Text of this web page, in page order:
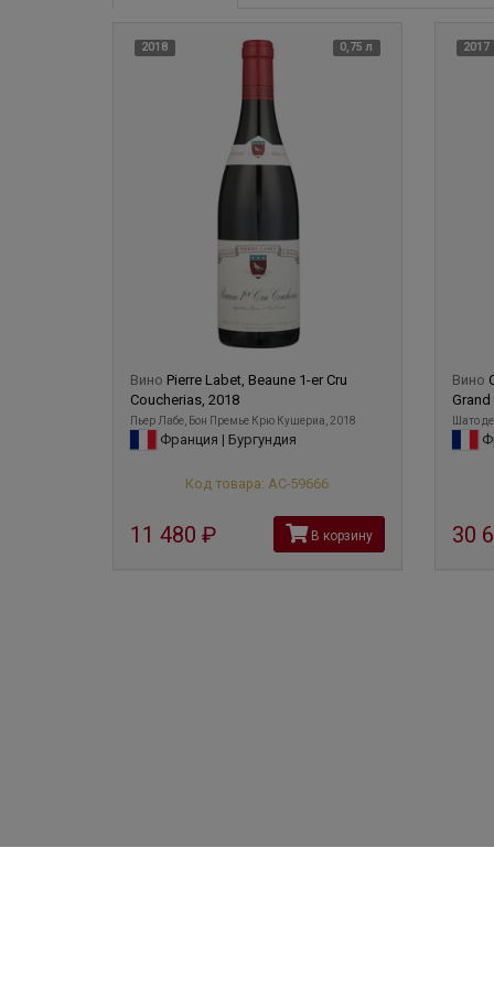
2018 0,75 л
Вино Pierre Labet, Beaune 1-er Cru
Coucherias, 2018
Пьер Лабе, Бон Премье Крю Кушериа, 2018
Франция | Бургундия
Код товара: АС-59666
11 480 В корзину
2017
Вино
Grand
Шато
30